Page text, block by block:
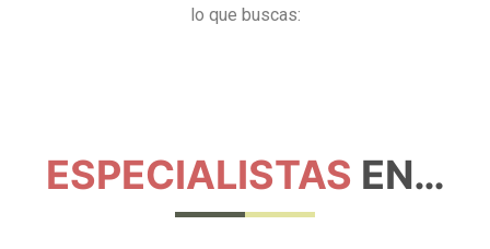
lo que buscas:
ESPECIALISTAS EN…